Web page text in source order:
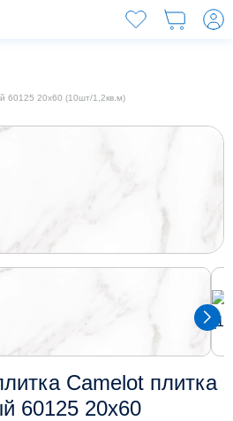
60125 20х60 (10шт/1,2кв.м)
Camelot плитка
60125 20х60